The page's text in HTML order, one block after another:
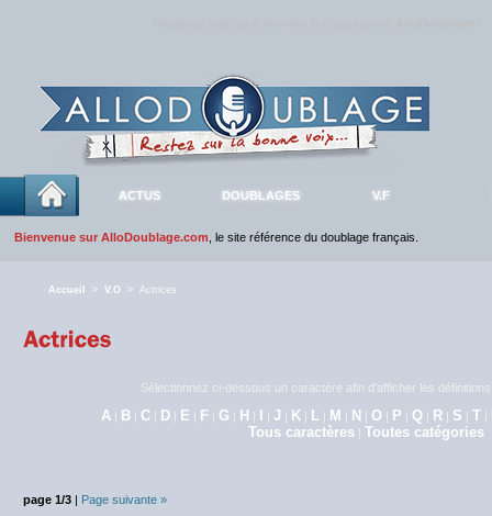
ACTUS DOUBLAGES V.F
Bienvenue sur AlloDoublage.com , le site référence du doublage français.
Accueil > V.O > Actrices
Sélectionnez ci-dessous un caractère afin d'afficher les
A | B | C | D | E | F | G | H | I |J | K | L | M | N | O | P | Q | R | S | T |
Tous caractères | Toutes catégories
page 1/3 | Page suivante »